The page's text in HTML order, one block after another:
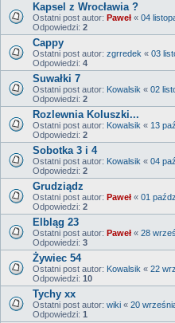
Kapsel z Wrocławia ?
Ostatni post autor: Paweł « 04
Odpowiedzi: 2
Cappy
Ostatni post autor: zgrredek « 03
Odpowiedzi: 4
Suwałki 7
Ostatni post autor: Kowalsik « 02
Odpowiedzi: 2
Rozlewnia Koluszki...
Ostatni post autor: Kowalsik « 13
Odpowiedzi: 2
Sobotka 3 i 4
Ostatni post autor: Kowalsik « 04
Odpowiedzi: 2
Grudziądz
Ostatni post autor: Paweł « 01
Odpowiedzi: 2
Elbląg 23
Ostatni post autor: Paweł « 28
Odpowiedzi: 3
Żywiec 54
Ostatni post autor: Kowalsik « 22
Odpowiedzi: 10
Tychy xx
Ostatni post autor: wiki « 20
Odpowiedzi: 1